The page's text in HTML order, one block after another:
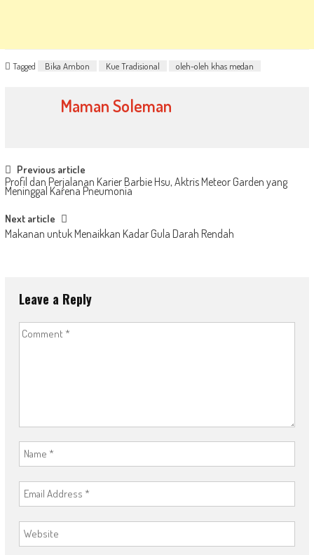
Tagged Bika Ambon Kue Tradisional oleh-oleh khas medan
Maman Soleman
Post
navigation
Previous article
Profil dan Perjalanan Karier Barbie Hsu, Aktris Meteor Garden yang
Meninggal Karena Pneumonia
Next article
Makanan untuk Menaikkan Kadar Gula Darah Rendah
Leave a Reply